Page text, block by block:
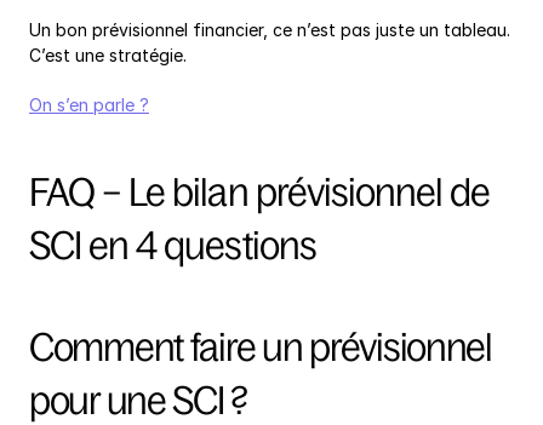
Un bon prévisionnel financier, ce n’est pas juste un tableau.
C’est une stratégie.
On s’en parle ?
FAQ – Le bilan prévisionnel de
SCI en 4 questions
Comment faire un prévisionnel
pour une SCI ?